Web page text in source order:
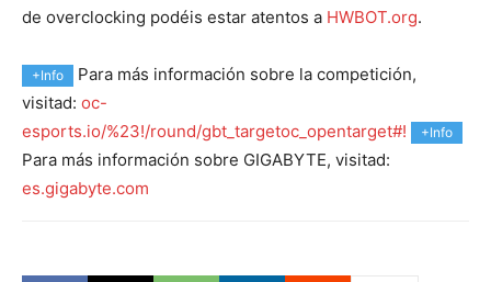
de overclocking podéis estar atentos a HWBOT.org.
+Info
Para más información sobre la competición,
visitad: oc-
esports.io/%23!/round/gbt_targetoc_opentarget#!
+Info
Para más información sobre GIGABYTE, visitad:
es.gigabyte.com